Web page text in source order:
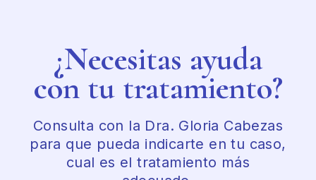
¿Necesitas ayuda
con tu tratamiento?
Consulta con la Dra. Gloria Cabezas
para que pueda indicarte en tu caso,
cual es el tratamiento más